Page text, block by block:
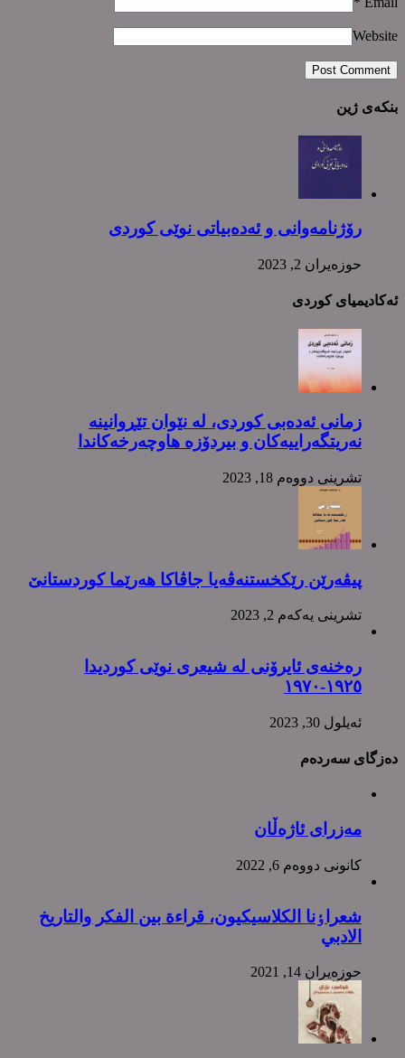
Website
بنکەی ژین
رۆژنامەوانی و ئەدەبیاتی نوێی کوردی
حوزه‌یران 2, 2023
ئەکادیمیای کوردی
زمانی ئەدەبی کوردی، لە نێوان تێڕوانینە
نەریتگەراییەکان و بیردۆزە هاوچەرخەکاندا
تشرینی دووه‌م 18, 2023
پیڤەرێن رێکخستنەڤەیا جاڤاکا هەرێما کوردستانێ
تشرینی یه‌كه‌م 2, 2023
رەخنەی ئایرۆنی لە شیعری نوێی کوردیدا
١٩٢٥-١٩٧٠
ئه‌یلول 30, 2023
دەزگای سەردەم
مەزرای ئاژەڵان
كانونی دووه‌م 6, 2022
شعراٶنا الکلاسیکیون، قراءة بین الفکر والتاریخ
الادبي
حوزه‌یران 14, 2021